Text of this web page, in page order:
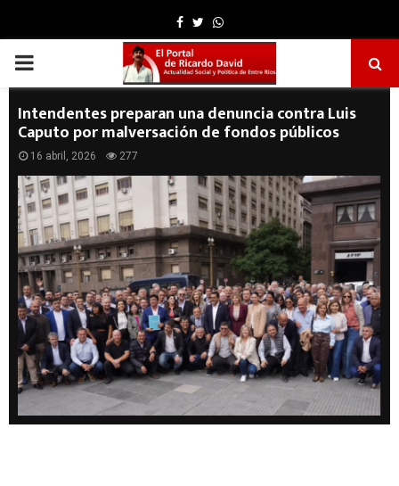
Facebook
TwitterWhatsapp
PRIMARY
MENU
Intendentes preparan una denuncia contra Luis
Caputo por malversación de fondos públicos
16 abril, 2026 277